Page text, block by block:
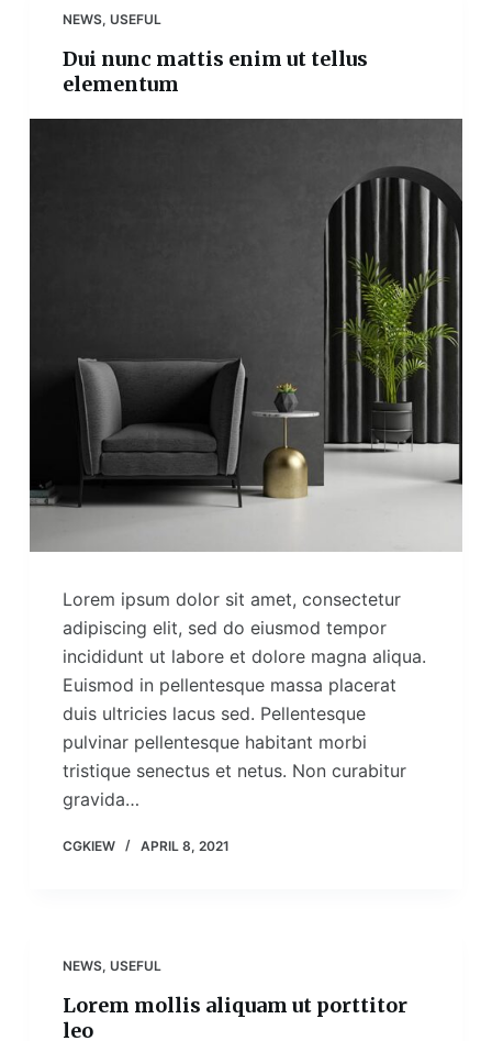
NEWS, USEFUL
Dui nunc mattis enim ut tellus
elementum
Lorem ipsum dolor sit amet, consectetur
adipiscing elit, sed do eiusmod tempor
incididunt ut labore et dolore magna aliqua.
Euismod in pellentesque massa placerat
duis ultricies lacus sed. Pellentesque
pulvinar pellentesque habitant morbi
tristique senectus et netus. Non curabitur
gravida…
CGKIEW APRIL 8, 2021
NEWS, USEFUL
Lorem mollis aliquam ut porttitor
leo